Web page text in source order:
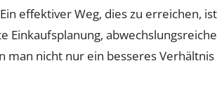
effektiver Weg, dies zu erreichen, ist
Einkaufsplanung, abwechslungsreiche
man nicht nur ein besseres Verhältnis